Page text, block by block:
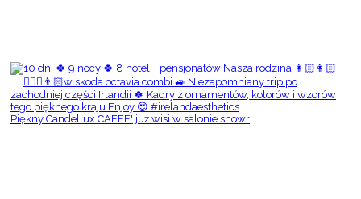
Piękny Candellux CAFEE' już wisi w salonie showr